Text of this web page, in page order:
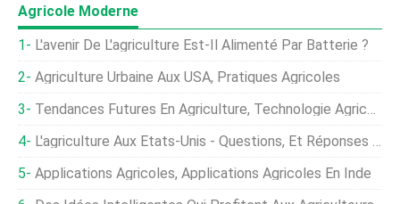
Agricole Moderne
L'avenir De L'agriculture Est-Il Alimenté Par Batterie ?
Agriculture Urbaine Aux USA, Pratiques Agricoles
Tendances Futures En Agriculture, Technologie Agricole
L'agriculture Aux États-Unis - Questions, Et Réponses (FAQ)
Applications Agricoles, Applications Agricoles En Inde